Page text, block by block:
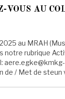
VOUS AU
au MRAH
notre rubrique
de / Met de steun